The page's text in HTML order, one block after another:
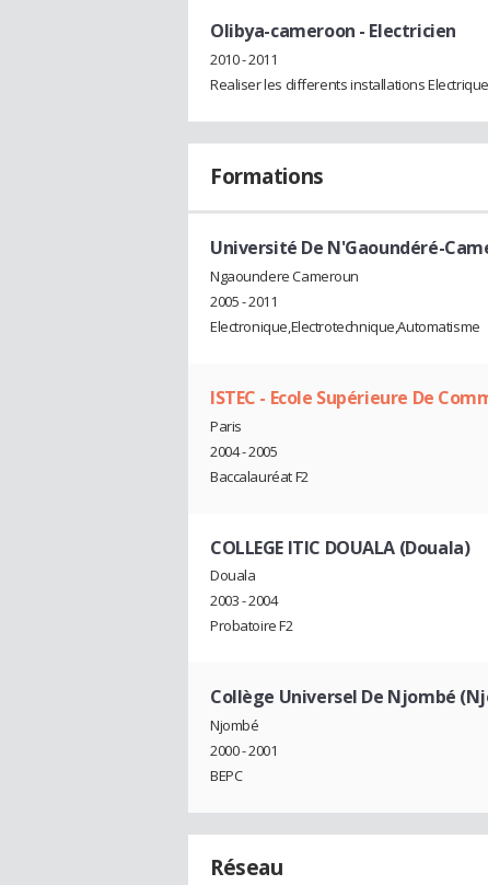
Olibya-cameroon - Electricien
2010 - 2011
Realiser les differents installations Electrique
Formations
Université De N'Gaoundéré-
Ngaoundere Cameroun
2005 - 2011
Electronique,Electrotechnique,Automatisme
ISTEC - Ecole Supérieure De
Paris
2004 - 2005
Baccalauréat F2
COLLEGE ITIC DOUALA (Douala)
Douala
2003 - 2004
Probatoire F2
Collège Universel De Njombé
Njombé
2000 - 2001
BEPC
Réseau